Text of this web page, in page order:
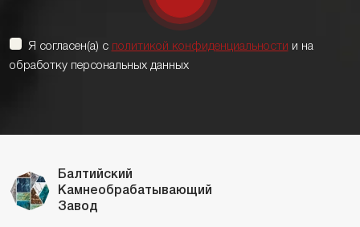
Я согласен(а) с политикой конфиденциальности и на
обработку персональных данных
Балтийский
Камнеобрабатывающий
Завод